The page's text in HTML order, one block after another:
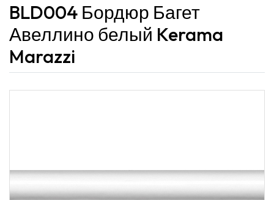
BLD004 Бордюр Багет
Авеллино белый Kerama
Marazzi